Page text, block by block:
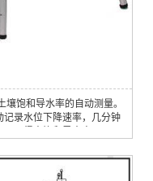
饱和导水率的自动测量。
录水位下降速率，几分钟